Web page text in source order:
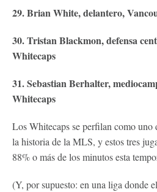
29. Brian White, delantero,
30. Tristan Blackmon, defensa
Whitecaps
31. Sebastian Berhalter,
Whitecaps
Los Whitecaps se perfilan como uno
la historia de la MLS, y estos tres
88% o más de los minutos esta
(Y, por supuesto: en una liga donde